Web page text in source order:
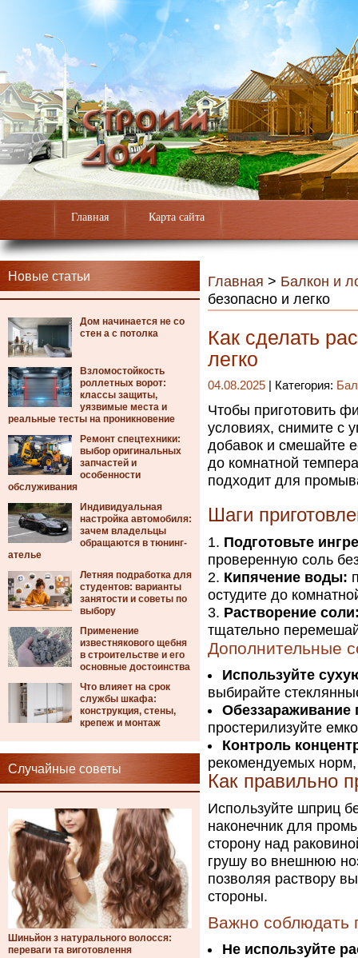
Главная Карта сайта
Новые статьи
Дом начинается не со
стен а с потолка
Взломостойкость
роллетных ворот:
классы защиты,
уязвимые места и
реальные тесты на проникновение
Ремонт спецтехники:
выбор оригинальных
запчастей и
особенности
обслуживания
Индивидуальная
настройка автомобиля:
зачем владельцы
обращаются в тюнинг-
ателье
Летняя подработка для
студентов: варианты
занятости и советы по
выбору
Применение
известнякового щебня
в строительстве и его
основные достоинства
Что влияет на срок
службы шкафа:
конструкция, стены,
крепеж и монтаж
Случайные советы
Шиньйон з натурального волосся:
переваги та виготовлення
Главная > Балкон и
безопасно и легко
Как сделать
легко
04.08.2025 | Категория:
Чтобы приготовить
условиях, снимите с
добавок и смешайте
до комнатной
подходит для
Шаги
Подготовьте
проверенную соль
Кипячение воды:
остудите до
Растворение
тщательно
Дополнительные
Используйте
выбирайте
Обеззараживание
простерилизуйте
Контроль
рекомендуемых норм,
Как правильно
Используйте шприц
наконечник для
сторону над
грушу во внешнюю
позволяя раствору
стороны.
Важно соблюдать
Не используйте